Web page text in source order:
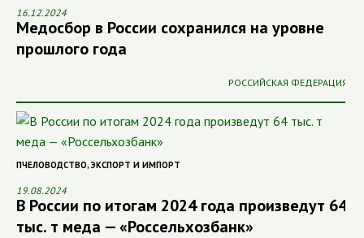
16.12.2024
Медосбор в России сохранился на уровне
прошлого года
РОССИЙСКАЯ ФЕДЕРАЦИЯ
ПЧЕЛОВОДСТВО, ЭКСПОРТ И ИМПОРТ
19.08.2024
В России по итогам 2024 года произведут 64
тыс. т меда — «Россельхозбанк»